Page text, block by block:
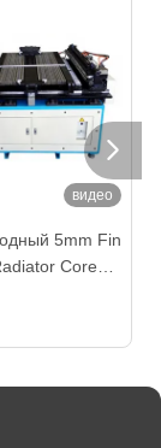
видео
5mm Fin
Core
